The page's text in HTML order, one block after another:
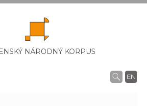
NÁRODNÝ KORPUS
EN